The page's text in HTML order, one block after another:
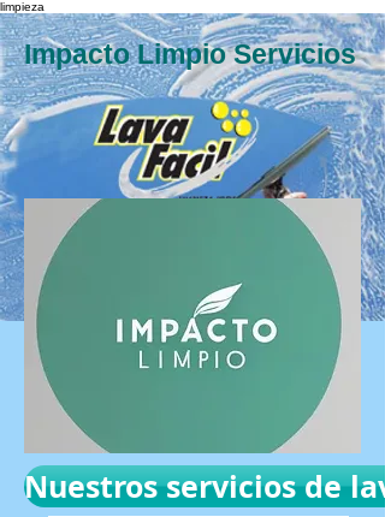
limpieza
Impacto Limpio Servicios
Nuestros servicios de